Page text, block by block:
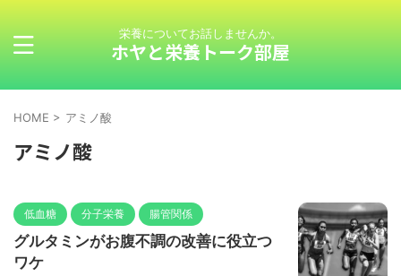
栄養についてお話しませんか。
ホヤと栄養トーク部屋
HOME > アミノ酸
アミノ酸
低血糖 分子栄養 腸管関係
グルタミンがお腹不調の改善に役立つ
ワケ